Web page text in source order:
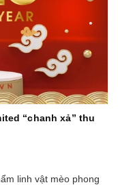
“chanh xả” thu
linh vật mèo phong